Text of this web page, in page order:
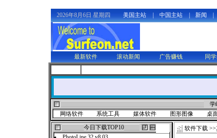
2026年8月6日 星期四 美国主站 中国主站 新闻
最新软件 滚动新闻 广告赚钱 同
学
网络软件
系统工具 媒体软件 图形图像
桌
今日下载TOP10
软件下载 >>